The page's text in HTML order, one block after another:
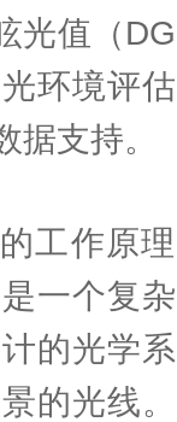
光值（
环境评
据支持。
工作原
一个复
的光学
的光线